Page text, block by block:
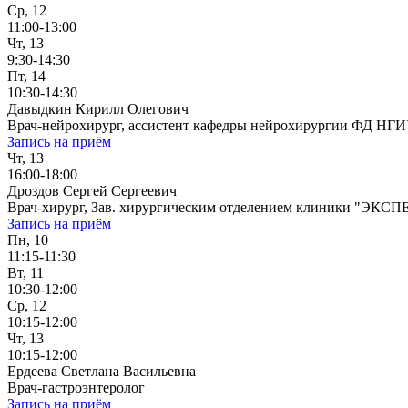
Ср, 12
11:00-13:00
Чт, 13
9:30-14:30
Пт, 14
10:30-14:30
Давыдкин Кирилл Олегович
Врач-нейрохирург, ассистент кафедры нейрохирургии ФД
Запись на приём
Чт, 13
16:00-18:00
Дроздов Сергей Сергеевич
Врач-хирург, Зав. хирургическим отделением клиники
Запись на приём
Пн, 10
11:15-11:30
Вт, 11
10:30-12:00
Ср, 12
10:15-12:00
Чт, 13
10:15-12:00
Ердеева Светлана Васильевна
Врач-гастроэнтеролог
Запись на приём